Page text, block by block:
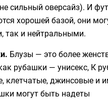
сильный оверсайз). И
хорошей базой, они
так и нейтральными.
Блузы — это более
рубашки — унисекс, К
клетчатые, джинсовые и
могут быть надеты